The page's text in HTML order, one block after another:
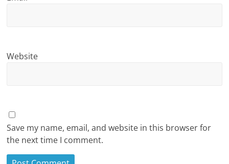
Website
Save my name, email, and website in this browser for
the next time I comment.